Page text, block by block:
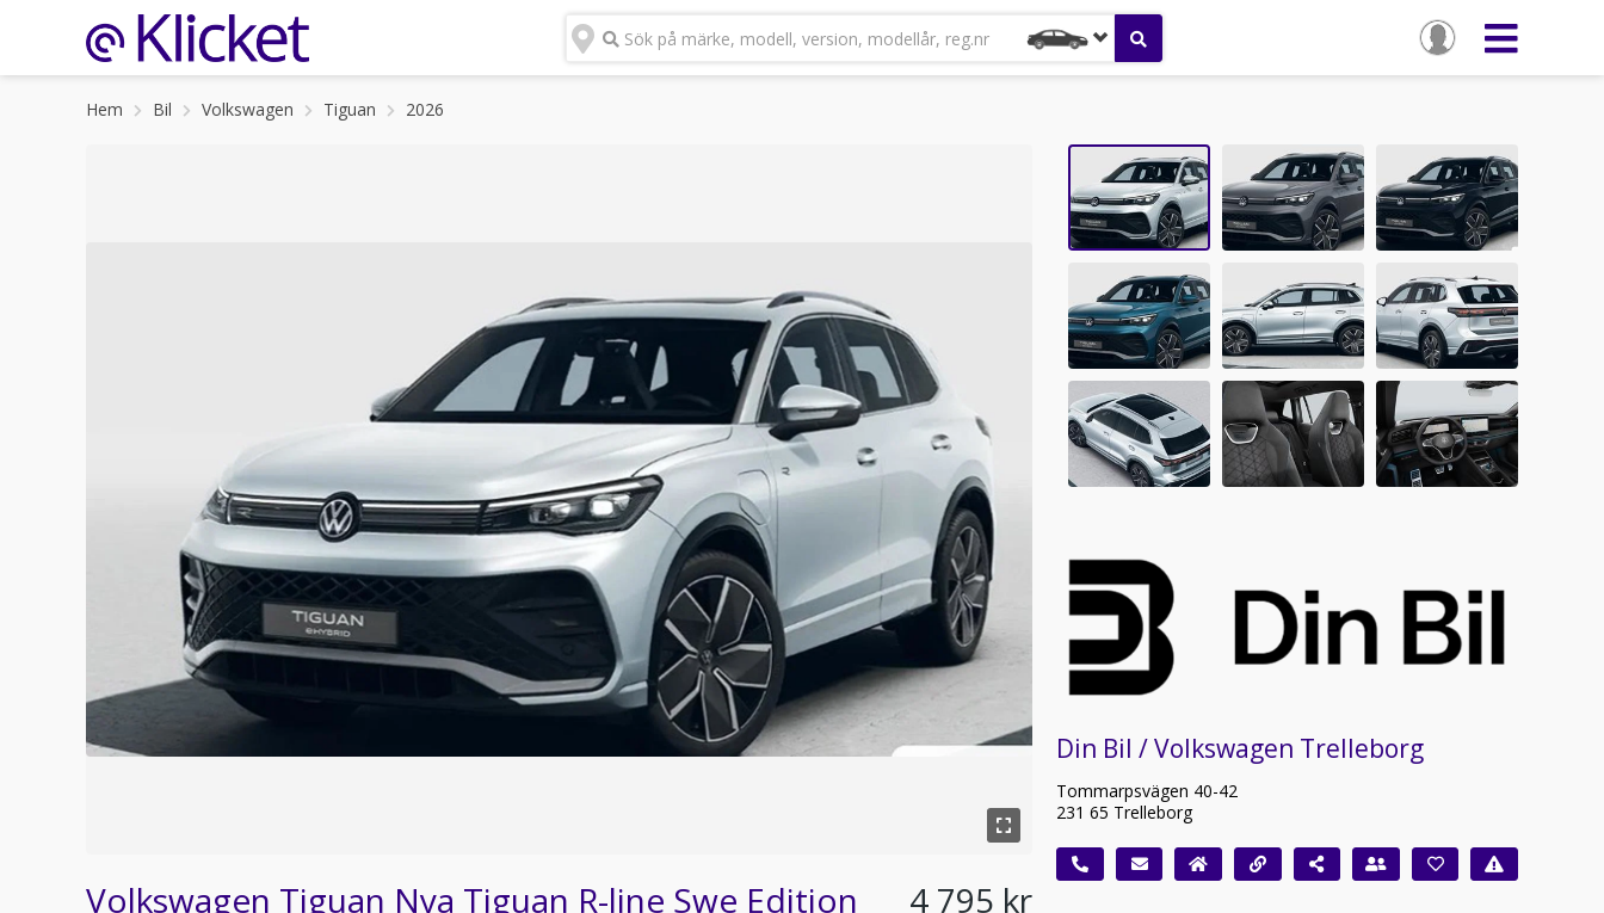
Sök på märke, modell, version, modellår, reg.nr
Hem Bil Volkswagen Tiguan 2026
Volkswagen Tiguan Nya Tiguan R-line Swe Edition
4 795 kr
Din Bil / Volkswagen Trelleborg
Tommarpsvägen 40-42
231 65 Trelleborg